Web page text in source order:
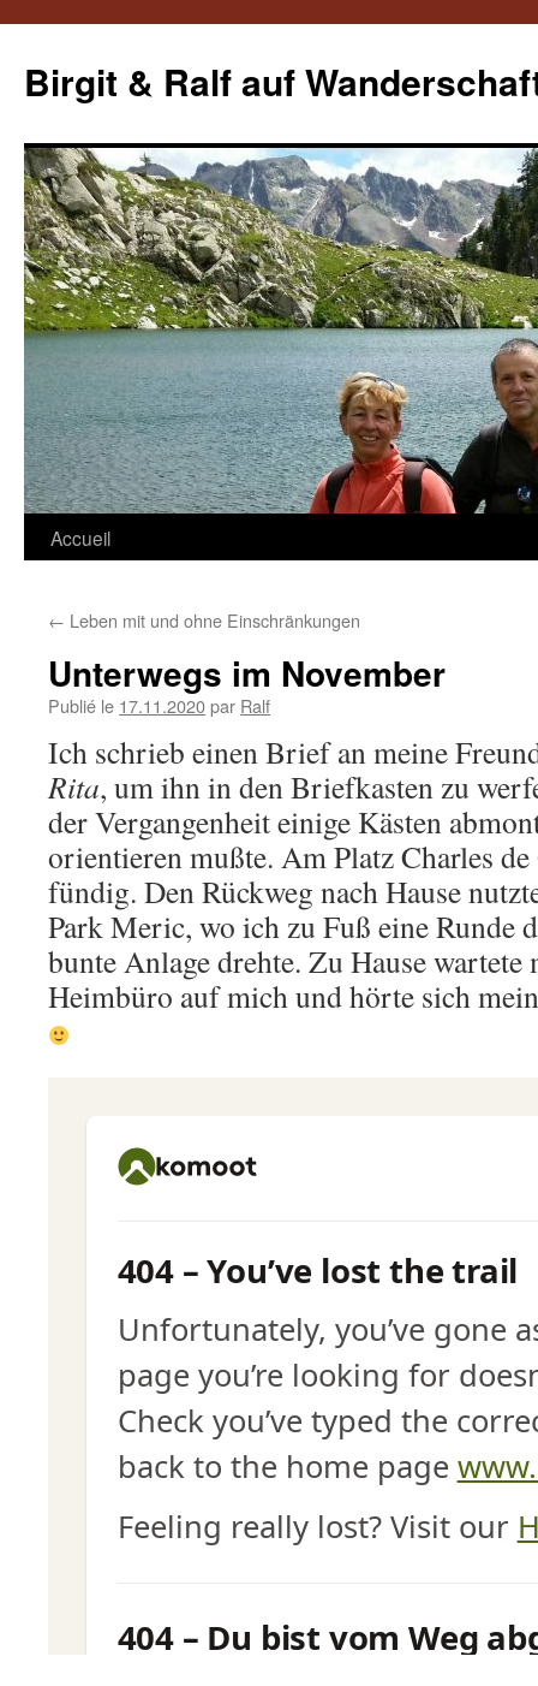
contenu
Birgit & Ralf auf
Accueil
← Leben mit und ohne Einschränkungen
Unterwegs im November
Publié le 17.11.2020par Ralf
Ich schrieb einen Brief an meine
Rita, um ihn in den Briefkasten zu
der Vergangenheit einige Kästen
orientieren mußte. Am Platz Charles
fündig. Den Rückweg nach Hause
Park Meric, wo ich zu Fuß eine Runde
bunte Anlage drehte. Zu Hause
Heimbüro auf mich und hörte sich